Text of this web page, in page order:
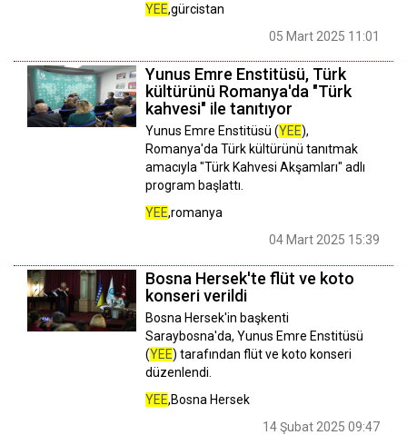
YEE,gürcistan
05 Mart 2025 11:01
Yunus Emre Enstitüsü, Türk
kültürünü Romanya'da "Türk
kahvesi" ile tanıtıyor
Yunus Emre Enstitüsü (YEE),
Romanya'da Türk kültürünü tanıtmak
amacıyla "Türk Kahvesi Akşamları" adlı
program başlattı.
YEE,romanya
04 Mart 2025 15:39
Bosna Hersek'te flüt ve koto
konseri verildi
Bosna Hersek'in başkenti
Saraybosna'da, Yunus Emre Enstitüsü
(YEE) tarafından flüt ve koto konseri
düzenlendi.
YEE,Bosna Hersek
14 Şubat 2025 09:47